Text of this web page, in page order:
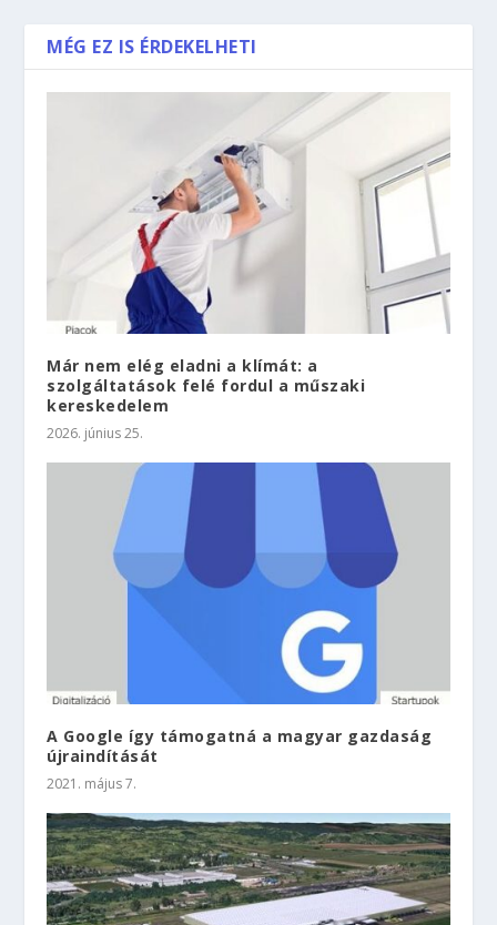
MÉG EZ IS ÉRDEKELHETI
Már nem elég eladni a klímát: a
szolgáltatások felé fordul a műszaki
kereskedelem
2026. június 25.
A Google így támogatná a magyar gazdaság
újraindítását
2021. május 7.